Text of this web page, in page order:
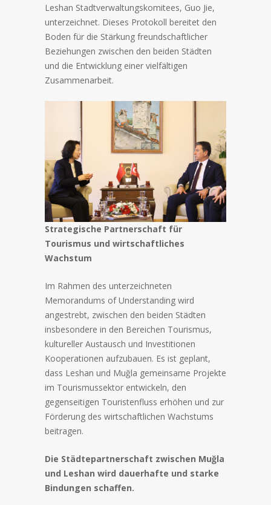
Leshan Stadtverwaltungskomitees, Guo Jie,
unterzeichnet. Dieses Protokoll bereitet den
Boden für die Stärkung freundschaftlicher
Beziehungen zwischen den beiden Städten
und die Entwicklung einer vielfältigen
Zusammenarbeit.
Strategische Partnerschaft für
Tourismus und wirtschaftliches
Wachstum
Im Rahmen des unterzeichneten
Memorandums of Understanding wird
angestrebt, zwischen den beiden Städten
insbesondere in den Bereichen Tourismus,
kultureller Austausch und Investitionen
Kooperationen aufzubauen. Es ist geplant,
dass Leshan und Muğla gemeinsame Projekte
im Tourismussektor entwickeln, den
gegenseitigen Touristenfluss erhöhen und zur
Förderung des wirtschaftlichen Wachstums
beitragen.
Die Städtepartnerschaft zwischen Muğla
und Leshan wird dauerhafte und starke
Bindungen schaffen.